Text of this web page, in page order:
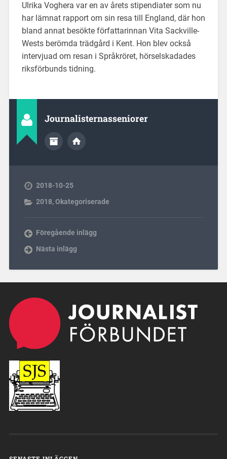
Ulrika Voghera var en av årets stipendiater som nu
har lämnat rapport om sin resa till England, där hon
bland annat besökte författarinnan Vita Sackville-
Wests berömda trädgård i Kent. Hon blev också
intervjuad om resan i Språkröret, hörselskadades
riksförbunds tidning.
Journalisternasseniorer
2018-10-25
2018,Okategoriserade
Föregående inlägg
Nästa inlägg